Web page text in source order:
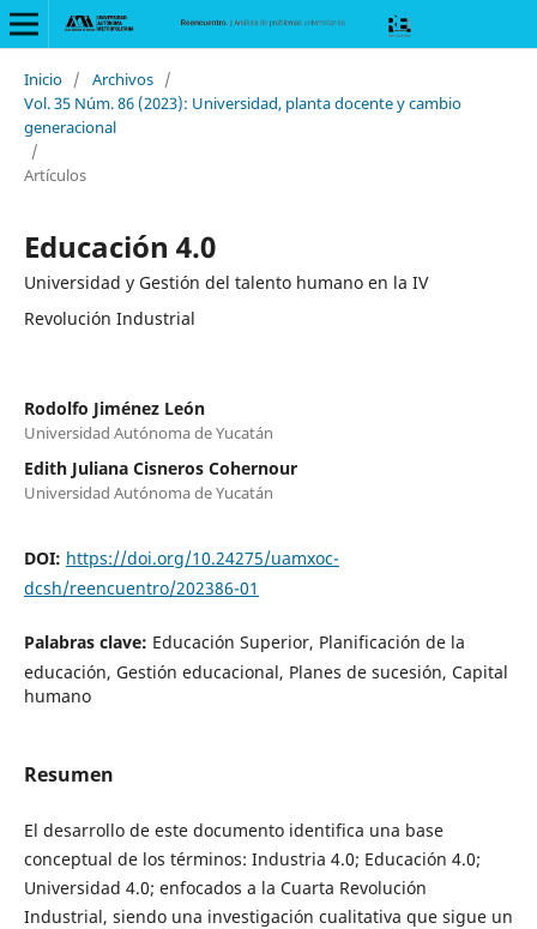
Inicio / Archivos /
Vol. 35 Núm. 86 (2023): Universidad, planta docente y cambio
generacional
/
Artículos
Educación 4.0
Universidad y Gestión del talento humano en la IV
Revolución Industrial
Rodolfo Jiménez León
Universidad Autónoma de Yucatán
Edith Juliana Cisneros Cohernour
Universidad Autónoma de Yucatán
DOI: https://doi.org/10.24275/uamxoc-
dcsh/reencuentro/202386-01
Palabras clave: Educación Superior, Planificación de la
educación, Gestión educacional, Planes de sucesión, Capital
humano
Resumen
El desarrollo de este documento identifica una base
conceptual de los términos: Industria 4.0; Educación 4.0;
Universidad 4.0; enfocados a la Cuarta Revolución
Industrial, siendo una investigación cualitativa que sigue un